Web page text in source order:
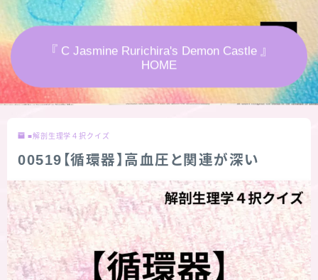
アロマハーブアンケート
おすすめ商品＆レビュー
★スペシャルアロマハーブ４択クイズ (kindle出
お問い合わせ
サイトマップ
『 C Jasmine Rurichira's Demon Castle 』
HOME
■解剖生理学４択クイズ
00519【循環器】高血圧と関連が深い